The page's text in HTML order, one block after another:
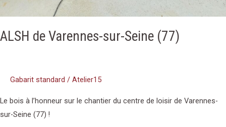
ALSH de Varennes-sur-Seine (77)
Gabarit standard / Atelier15
Le bois à l’honneur sur le chantier du centre de loisir de Varennes-
sur-Seine (77) !